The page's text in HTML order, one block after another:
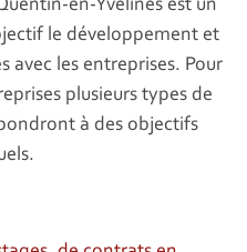
en-Yvelines est un
le développement et
avec les entreprises. Pour
plusieurs types de
à des objectifs